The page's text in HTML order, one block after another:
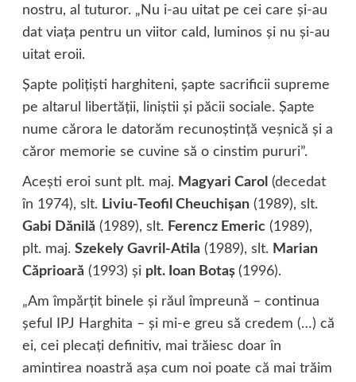
nostru, al tuturor. „Nu i-au uitat pe cei care şi-au
dat viaţa pentru un viitor cald, luminos şi nu şi-au
uitat eroii.
Şapte poliţişti harghiteni, şapte sacrificii supreme
pe altarul libertăţii, liniştii şi păcii sociale. Şapte
nume cărora le datorăm recunoştinţă veşnică şi a
căror memorie se cuvine să o cinstim pururi”.
Aceşti eroi sunt plt. maj. Magyari Carol (decedat
în 1974), slt. Liviu-Teofil Cheuchişan(1989), slt.
Gabi Dănilă(1989), slt. Ferencz Emeric(1989),
plt. maj. Szekely Gavril-Atila(1989), slt. Marian
Căprioară(1993) şi plt. Ioan Botaş (1996).
„Am împărţit binele şi răul împreună – continua
şeful IPJ Harghita – şi mi-e greu să credem (…) că
ei, cei plecaţi definitiv, mai trăiesc doar în
amintirea noastră aşa cum noi poate că mai trăim